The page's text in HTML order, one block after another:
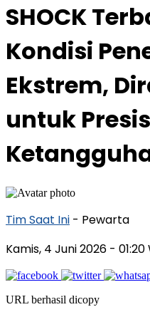
SHOCK
Kondisi
Ekstrem,
untuk
Tim Saat Ini - Pewarta
Kamis, 4 Juni 2026 - 01:20
URL berhasil dicopy